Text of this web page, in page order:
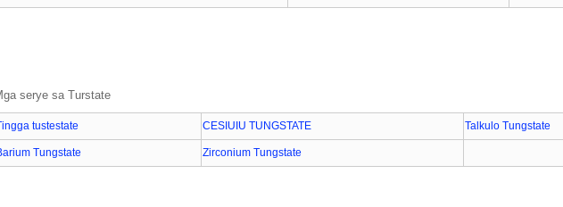
serye sa Turstate
tustestate CESIUIU TUNGSTATE Talkulo Tungstate
Tungstate Zirconium Tungstate